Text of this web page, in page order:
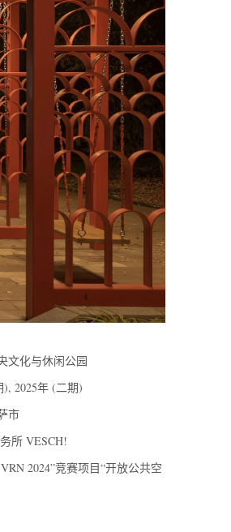
文化与休闲公园
2025年 (二期)
市
所 VESCH!
2024”竞赛项目“开放公共空